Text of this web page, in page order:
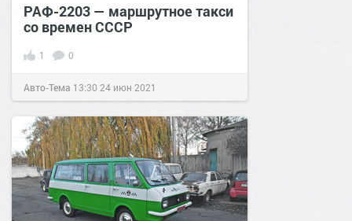
РАФ-2203 — маршрутное такси
со времен СССР
1 0
Авто-Тема 13:30 24 июн 2021